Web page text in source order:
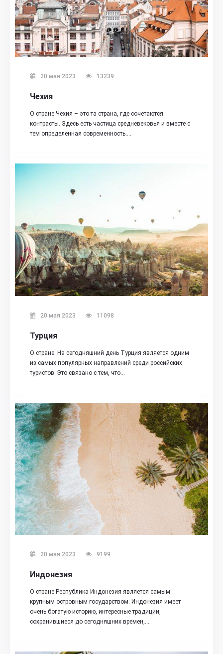
20 мая 2023 13239
Чехия
О стране Чехия – это та страна, где сочетаются
контрасты. Здесь есть частица средневековья и вместе с
тем определенная современность.…
20 мая 2023 11098
Турция
О стране На сегодняшний день Турция является одним
из самых популярных направлений среди российских
туристов. Это связано с тем, что…
20 мая 2023 9199
Индонезия
О стране Республика Индонезия является самым
крупным островным государством. Индонезия имеет
очень богатую историю, интересные традиции,
сохранившиеся до сегодняшних времен,…